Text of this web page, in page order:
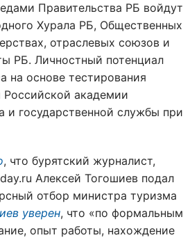
Правительства РБ войдут
Хурала РБ, Общественных
отраслевых союзов и
РБ. Личностный потенциал
на основе тестирования
Российской академии
и государственной службы при
, что бурятский журналист,
Алексей Тогошиев подал
отбор министра туризма
уверен, что «по формальным
опыт работы, нахождение